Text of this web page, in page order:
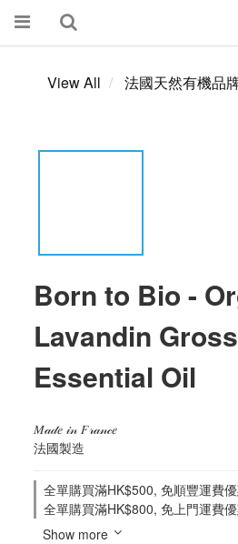
View All 法國天然有機品
Born to Bio -
Lavandin
Essential Oil
𝑀𝒶𝒹𝑒 𝒾𝓃 𝐹𝓇𝒶𝓃𝒸𝑒
法國製造
全單購買滿HK$500, 免順豐運費
全單購買滿HK$800, 免上門運費
Show more